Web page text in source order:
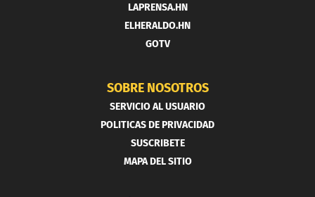
LAPRENSA.HN
ELHERALDO.HN
GOTV
SOBRE NOSOTROS
SERVICIO AL USUARIO
POLITICAS DE PRIVACIDAD
SUSCRIBETE
MAPA DEL SITIO